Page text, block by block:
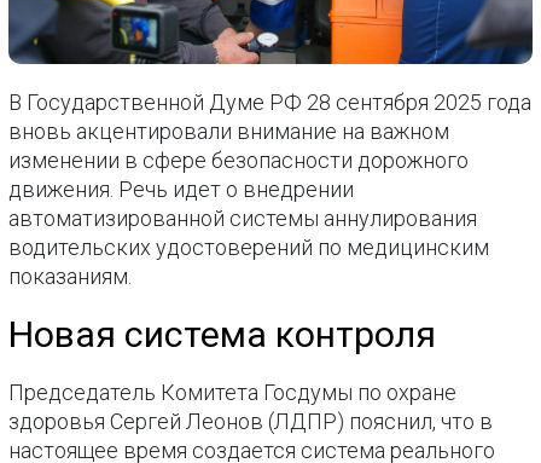
В Государственной Думе РФ 28 сентября 2025 года
вновь акцентировали внимание на важном
изменении в сфере безопасности дорожного
движения. Речь идет о внедрении
автоматизированной системы аннулирования
водительских удостоверений по медицинским
показаниям.
Новая система контроля
Председатель Комитета Госдумы по охране
здоровья Сергей Леонов (ЛДПР) пояснил, что в
настоящее время создается система реального